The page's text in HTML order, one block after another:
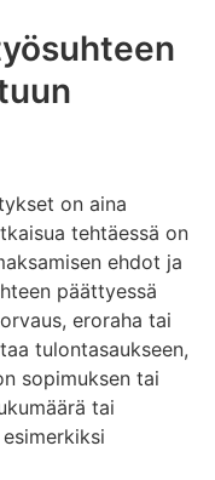
on aina
tehtäessä on
ehdot ja
päättyessä
eroraha tai
tulontasaukseen,
sopimuksen tai
tai